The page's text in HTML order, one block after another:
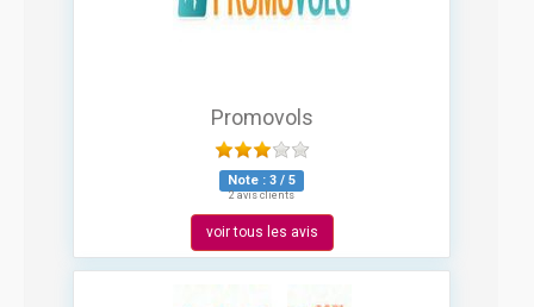
Promovols
Note : 3 / 5
2 avis clients
voir tous les avis